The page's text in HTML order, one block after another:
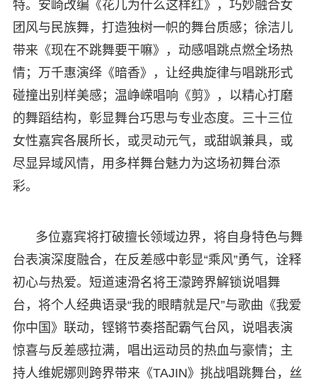
特。安崎改编《花儿为什么这样红》，巧妙融合女
团风与民族舞，打造独树一帜的舞台质感；徐洁儿
带来《现在不跳舞要干嘛》，动感唱跳点燃全场热
情；万千惠演绎《暗香》，让经典旋律与唱跳形式
碰撞出别样美感；温峥嵘唱响《剪》，以精心打磨
的舞蹈结构，彰显舞台巧思与专业态度。三十三位
女性嘉宾各展所长，或灵动元气，或甜飒兼具，或
尽显异域风情，用多样舞台魅力为这场初舞台添
彩。
多位嘉宾将打破擅长领域边界，将自身特色与舞
台表演深度融合，在反差感中彰显“乘风”勇气，诠释
初心与热爱。短道速滑名将王濛跨界解锁说唱舞
台，将个人经典语录“我的眼睛就是尺”与歌曲《我爱
你中国》联动，铿锵节奏搭配霸气台风，说唱表演
惊喜与反差感拉满，唱出运动员的热血与豪情；主
持人维妮娜则跨界带来《TAJIN》挑战唱跳舞台，丝